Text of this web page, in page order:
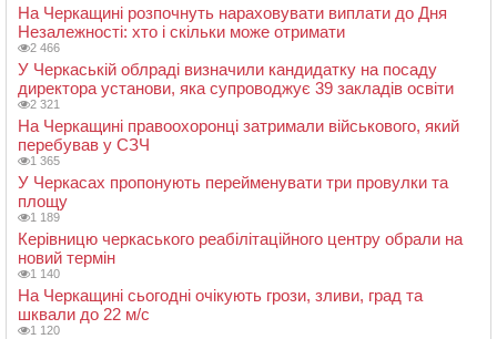
На Черкащині розпочнуть нараховувати виплати до Дня
Незалежності: хто і скільки може отримати
2 466
У Черкаській облраді визначили кандидатку на посаду
директора установи, яка супроводжує 39 закладів освіти
2 321
На Черкащині правоохоронці затримали військового, який
перебував у СЗЧ
1 365
У Черкасах пропонують перейменувати три провулки та
площу
1 189
Керівницю черкаського реабілітаційного центру обрали на
новий термін
1 140
На Черкащині сьогодні очікують грози, зливи, град та
шквали до 22 м/с
1 120